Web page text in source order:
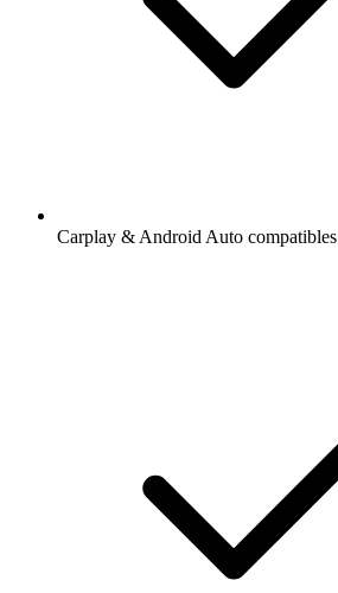
Carplay & Android Auto compatibles